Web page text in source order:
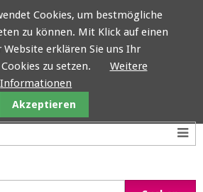
Cookies, um bestmögliche
zu können. Mit Klick auf einen
Website erklären Sie uns Ihr
zu setzen.
Weitere
Informationen
Akzeptieren